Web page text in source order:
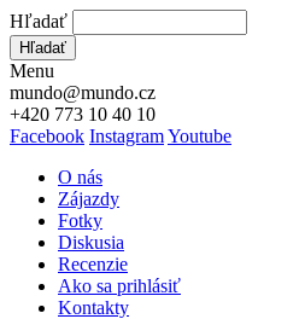
Hľadať
Hľadať
Menu
mundo@mundo.cz
+420 773 10 40 10
Facebook InstagramYoutube
O nás
Zájazdy
Fotky
Diskusia
Recenzie
Ako sa prihlásiť
Kontakty